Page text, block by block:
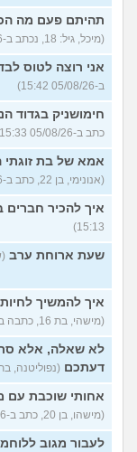
תהיתם פעם מה
(מיכל, גיל: 18, נכתב ב-05/08/26 15:51)
אני רוצה לטוס
ב-05/08/26 15:42)
חימושניק בגדוד
כתב ב-05/08/26 15:33)
אמא של בת זוגתי
(אנונימי, בן 22, כתב ב-05/08/26 15:22)
איך להכיר חברים
15:13)
שעת ארוחת ערב
איך להמשיך
(מישהי, בת 16, כתבה ב-04/08/26 13:05)
לא שאלה, אלא
דעתכם (נפוליטנה, בת 23, כתבה ב-03/08/26
אחותי שוכבת עם
(מישהו, בן 20, כתב ב-03/08/26 17:53)
לעבור מגוב